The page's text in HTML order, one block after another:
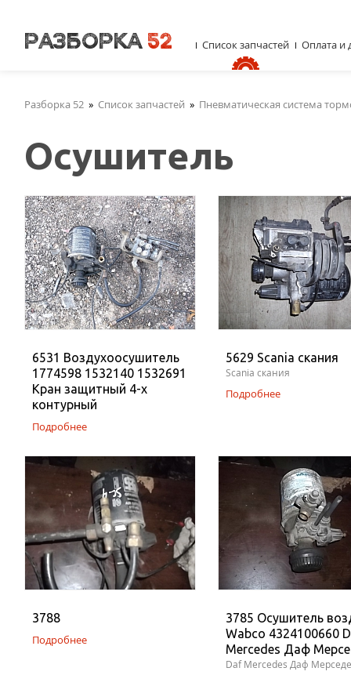
Разборка 52 » Список запчастей » Пневматическая система
Осушитель
6531 Воздухоосушитель
1774598 1532140 1532691
Кран защитный 4-х
контурный
Подробнее
5629 Scania скания
Scania скания
Подробнее
3788
Подробнее
3785 Осушитель
Wabco 4324100660
Mercedes Даф
Daf Mercedes Даф
Список запчастей Оплата и